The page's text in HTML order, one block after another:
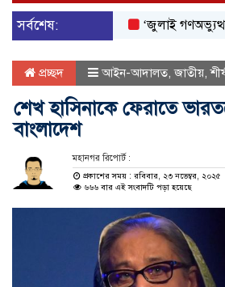
সর্বশেষ:
‘জুলাই গণঅভ্যুত্থান
প্রচ্ছদ আইন-আদালত,জাতীয়,
শেখ হাসিনাকে ফেরাতে
বাংলাদেশ
মহানগর রিপোর্ট :
প্রকাশের সময় : রবিবার, ২৩ নভেম্বর, ২০২৫
৬৬৬ বার এই সংবাদটি পড়া হয়েছে